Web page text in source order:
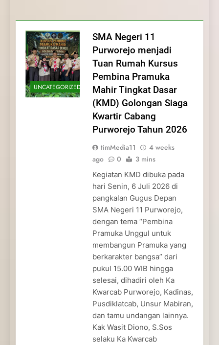
dan Pengabdian Generasi
Pramuka
Pramuka
Kepedulian
UNCATEGORIZED
SMA Negeri 11
Purworejo menjadi
Tuan Rumah Kursus
Pembina Pramuka
Mahir Tingkat Dasar
(KMD) Golongan Siaga
Kwartir Cabang
Purworejo Tahun 2026
timMedia11
4 weeks
ago
0 3 mins
Kegiatan KMD dibuka pada
hari Senin, 6 Juli 2026 di
pangkalan Gugus Depan
SMA Negeri 11 Purworejo,
dengan tema “Pembina
Pramuka Unggul untuk
membangun Pramuka yang
berkarakter bangsa” dari
pukul 15.00 WIB hingga
selesai, dihadiri oleh Ka
Kwarcab Purworejo, Kadinas,
Pusdiklatcab, Unsur Mabiran,
dan tamu undangan lainnya.
Kak Wasit Diono, S.Sos
selaku Ka Kwarcab